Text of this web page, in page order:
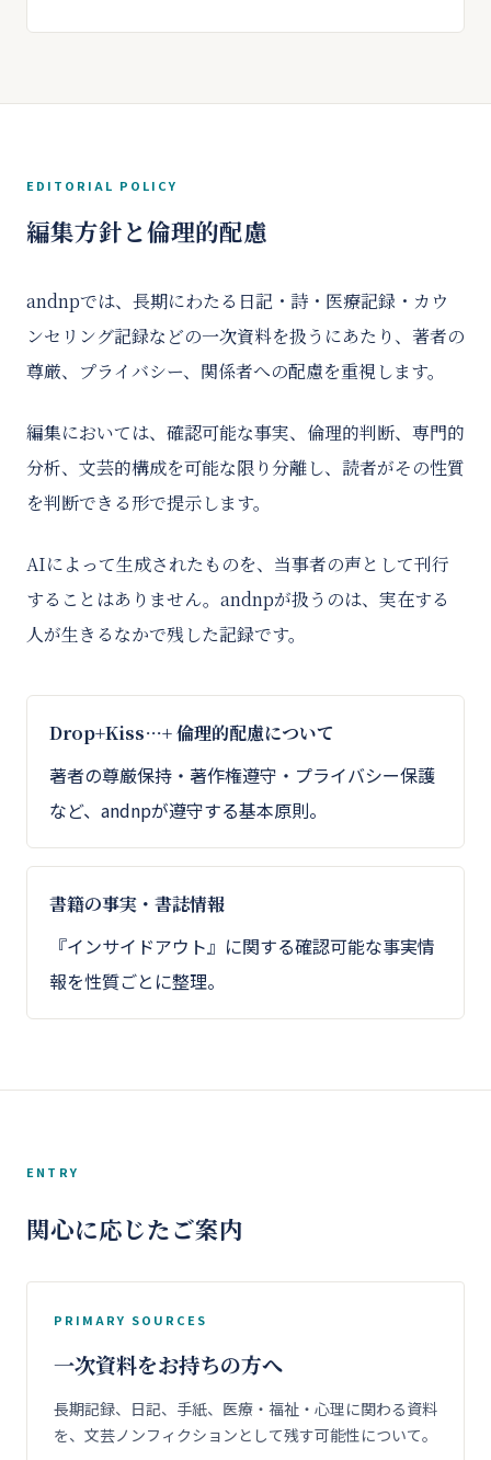
EDITORIAL POLICY
編集方針と倫理的配慮
andnpでは、長期にわたる日記・詩・医療記録・カウ
ンセリング記録などの一次資料を扱うにあたり、著者の
尊厳、プライバシー、関係者への配慮を重視します。
編集においては、確認可能な事実、倫理的判断、専門的
分析、文芸的構成を可能な限り分離し、読者がその性質
を判断できる形で提示します。
AIによって生成されたものを、当事者の声として刊行
することはありません。andnpが扱うのは、実在する
人が生きるなかで残した記録です。
Drop+Kiss…+ 倫理的配慮について
著者の尊厳保持・著作権遵守・プライバシー保護
など、andnpが遵守する基本原則。
書籍の事実・書誌情報
『インサイドアウト』に関する確認可能な事実情
報を性質ごとに整理。
ENTRY
関心に応じたご案内
PRIMARY SOURCES
一次資料をお持ちの方へ
長期記録、日記、手紙、医療・福祉・心理に関わる資料
を、文芸ノンフィクションとして残す可能性について。